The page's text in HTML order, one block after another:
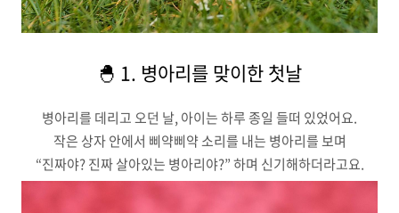
🐣 1. 병아리를 맞이한 첫날
병아리를 데리고 오던 날, 아이는 하루 종일 들떠 있었어요.
작은 상자 안에서 삐약삐약 소리를 내는 병아리를 보며
“진짜야? 진짜 살아있는 병아리야?” 하며 신기해하더라고요.